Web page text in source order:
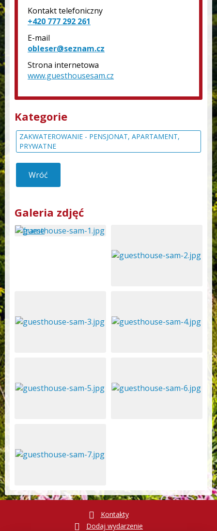
Kontakt telefoniczny
+420 777 292 261
E-mail
obleser@seznam.cz
Strona internetowa
www.guesthousesam.cz
Kategorie
ZAKWATEROWANIE - PENSJONAT, APARTAMENT,
PRYWATNE
Wróć
Galeria zdjęć
Kontakty
Dodaj wydarzenie